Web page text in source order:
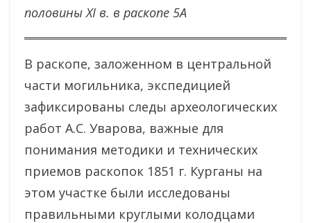
половины XI в. в раскопе 5А
В раскопе, заложенном в центральной
части могильника, экспедицией
зафиксированы следы археологических
работ А.С. Уварова, важные для
понимания методики и технических
приемов раскопок 1851 г. Курганы на
этом участке были исследованы
правильными круглыми колодцами